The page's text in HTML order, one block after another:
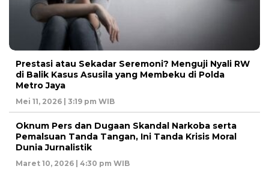
Prestasi atau Sekadar Seremoni? Menguji Nyali RW
di Balik Kasus Asusila yang Membeku di Polda
Metro Jaya
Mei 11, 2026 | 3:19 pm WIB
Oknum Pers dan Dugaan Skandal Narkoba serta
Pemalsuan Tanda Tangan, Ini Tanda Krisis Moral
Dunia Jurnalistik
Maret 10, 2026 | 4:30 pm WIB